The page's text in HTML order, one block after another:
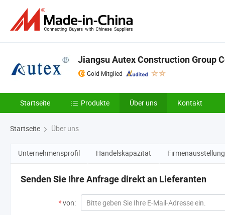
Jiangsu Autex Construction Group
Gold Mitglied
Startseite Produkte Über uns Kontakt
Startseite Über uns
Unternehmensprofil Handelskapazität Firmenausstellung
Senden Sie Ihre Anfrage direkt an Lieferanten
*von: